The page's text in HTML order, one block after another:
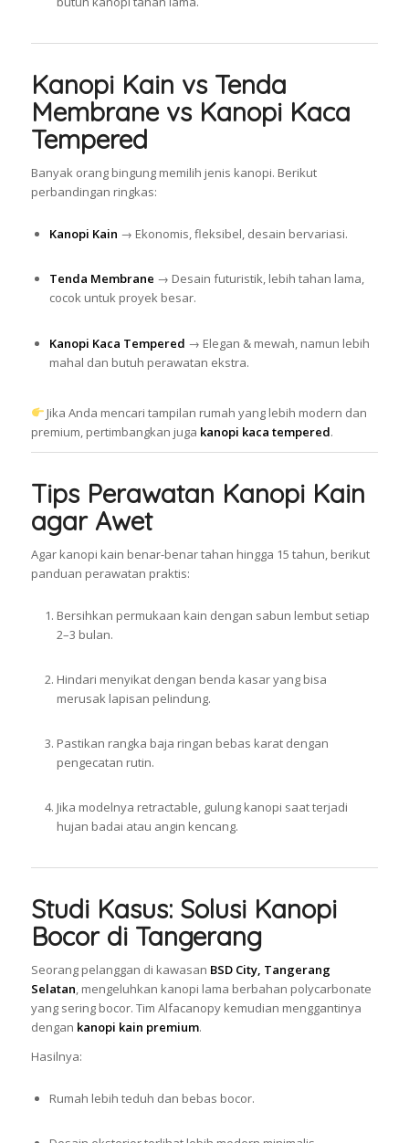
Kanopi Kain vs Tenda
Membrane vs Kanopi Kaca
Tempered
Banyak orang bingung memilih jenis kanopi. Berikut
perbandingan ringkas:
Kanopi Kain → Ekonomis, fleksibel, desain bervariasi.
Tenda Membrane → Desain futuristik, lebih tahan lama,
cocok untuk proyek besar.
Kanopi Kaca Tempered → Elegan & mewah, namun lebih
mahal dan butuh perawatan ekstra.
Jika Anda mencari tampilan rumah yang lebih modern dan
premium, pertimbangkan juga kanopi kaca tempered.
Tips Perawatan Kanopi Kain
agar Awet
Agar kanopi kain benar-benar tahan hingga 15 tahun, berikut
panduan perawatan praktis:
Bersihkan permukaan kain dengan sabun lembut setiap
2–3 bulan.
Hindari menyikat dengan benda kasar yang bisa
merusak lapisan pelindung.
Pastikan rangka baja ringan bebas karat dengan
pengecatan rutin.
Jika modelnya retractable, gulung kanopi saat terjadi
hujan badai atau angin kencang.
Studi Kasus: Solusi Kanopi
Bocor di Tangerang
Seorang pelanggan di kawasan BSD City, Tangerang
Selatan, mengeluhkan kanopi lama berbahan polycarbonate
yang sering bocor. Tim Alfacanopy kemudian menggantinya
dengan kanopi kain premium.
Hasilnya:
Rumah lebih teduh dan bebas bocor.